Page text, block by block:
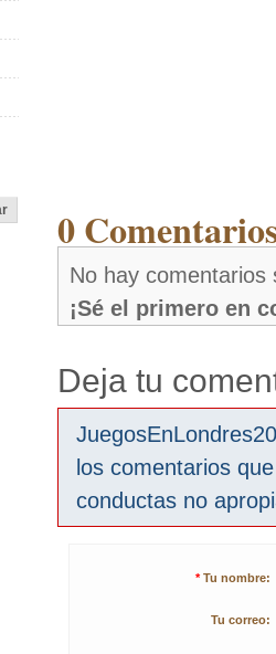
0
No hay comentarios
¡Sé el primero en
Deja tu
los comentarios
conductas no
* Tu nombre:
Tu correo: